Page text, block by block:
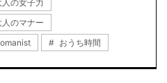
人の女子力
人のマナー
おうち時間